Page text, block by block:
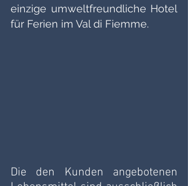
einzige umweltfreundliche Hotel
für Ferien im Val di Fiemme.
Die den Kunden angebotenen